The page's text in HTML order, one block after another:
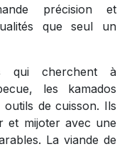
précision et
que seul un
qui cherchent à
les kamados
de cuisson. Ils
et mijoter avec une
La viande de